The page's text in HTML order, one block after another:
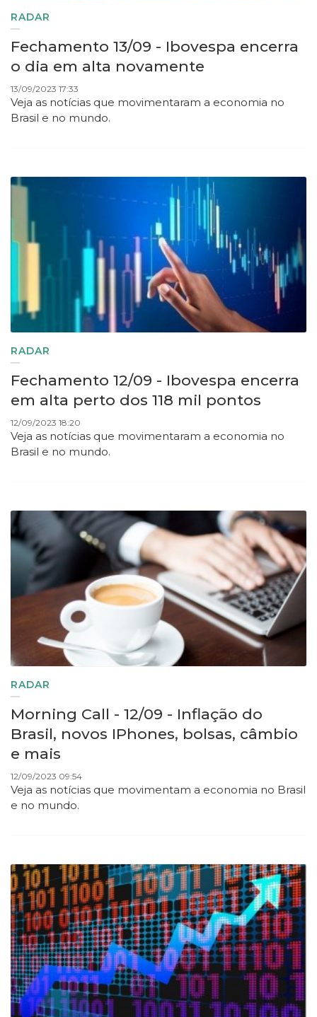
RADAR
Fechamento 13/09 - Ibovespa encerra
o dia em alta novamente
13/09/2023 17:33
Veja as notícias que movimentaram a economia no
Brasil e no mundo.
RADAR
Fechamento 12/09 - Ibovespa encerra
em alta perto dos 118 mil pontos
12/09/2023 18:20
Veja as notícias que movimentaram a economia no
Brasil e no mundo.
RADAR
Morning Call - 12/09 - Inflação do
Brasil, novos IPhones, bolsas, câmbio
e mais
12/09/2023 09:54
Veja as notícias que movimentam a economia no Brasil
e no mundo.